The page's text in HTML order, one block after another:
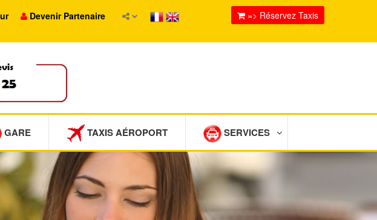
Devenir Partenaire => Réservez Taxis
GARE TAXIS AÉROPORT SERVICES